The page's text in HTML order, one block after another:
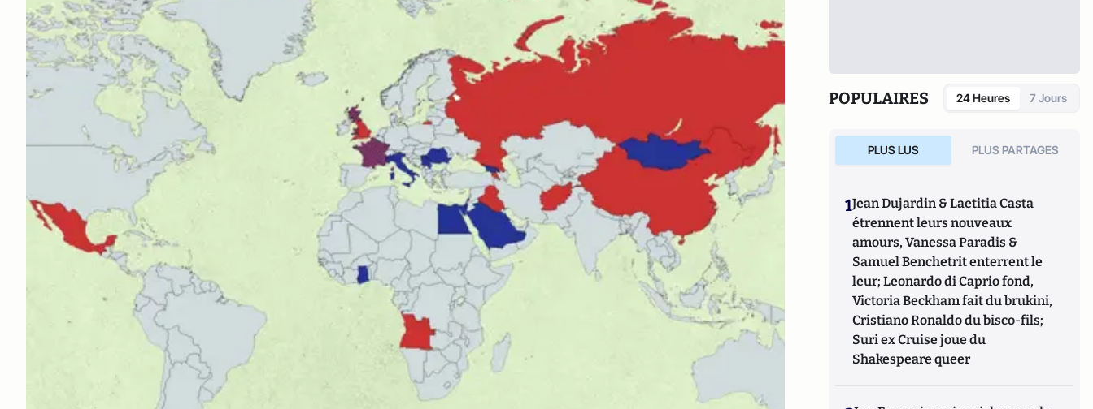
POPULAIRES 24 Heures 7 Jours
PLUS LUS PLUS PARTAGES
1Jean Dujardin & Laetitia Casta
étrennent leurs nouveaux
amours, Vanessa Paradis &
Samuel Benchetrit enterrent le
leur; Leonardo di Caprio fond,
Victoria Beckham fait du brukini,
Cristiano Ronaldo du bisco-fils;
Suri ex Cruise joue du
Shakespeare queer